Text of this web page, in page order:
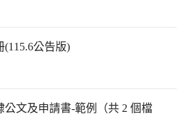
公告版)
公文及申請書-範例（共 2 個檔